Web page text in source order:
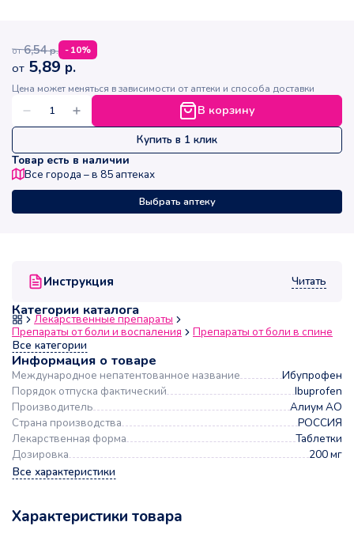
Инструкция Читать
Категории каталога
Лекарственные препараты
Препараты от боли и воспаления
Препараты от боли в спине
Все категории
Информация о товаре
Международное непатентованное название
Ибупрофен
Порядок отпуска фактический
Ibuprofen
Производитель
Алиум АО
Страна производства
РОССИЯ
Лекарственная форма
Таблетки
Дозировка
200 мг
Все характеристики
Характеристики товара
от 6,54р. -10%
от 5,89 р.
Цена может меняться в зависимости от аптеки и способа доставки
В корзину
Купить в 1 клик
Товар есть в наличии
Все города – в 85 аптеках
Выбрать аптеку